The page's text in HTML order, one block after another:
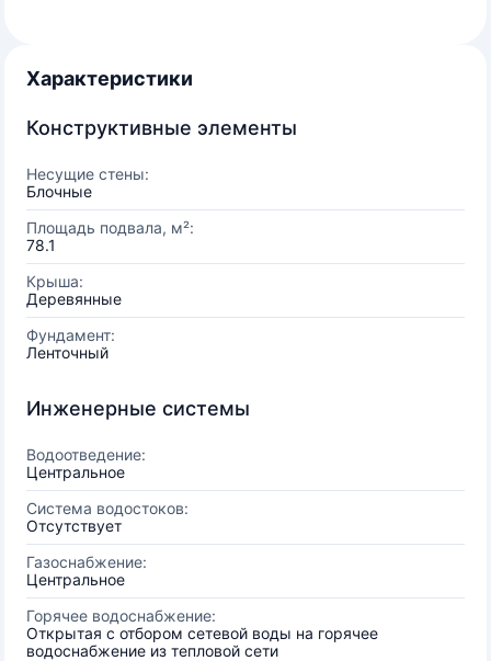
Характеристики
Конструктивные элементы
Несущие стены:
Блочные
Площадь подвала, м²:
78.1
Крыша:
Деревянные
Фундамент:
Ленточный
Инженерные системы
Водоотведение:
Центральное
Система водостоков:
Отсутствует
Газоснабжение:
Центральное
Горячее водоснабжение:
Открытая с отбором сетевой воды на горячее
водоснабжение из тепловой сети